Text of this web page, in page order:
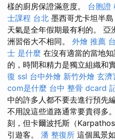
樣的廚房保證滿意度。 台胞證
士課程 台北 墨西哥尤卡坦半
天氣是全年假期最有利的。 亞
洲習俗大不相同。 外燴 推薦
士 是什麼 在沒有適當的當地
的，時間和精力是獨立組織和
復 ssl 台中外燴 新竹外燴 玄濟
com是什麼 台中 整骨 dcard
中的許多人都不要去進行預先
不用說這些道路通常要貴得多
刻，但卡爾波托斯（
引遊客。 潘 整復所 這個風景